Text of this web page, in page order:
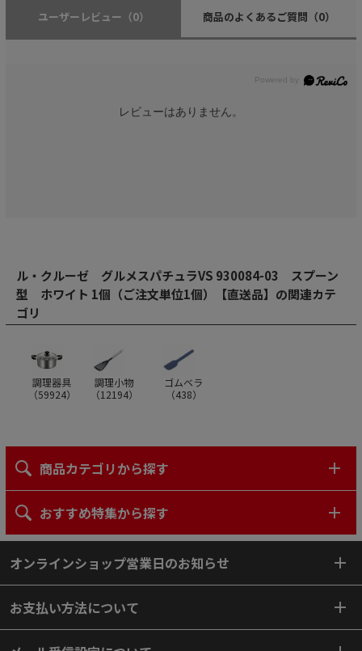
ユーザーレビュー （0） 商品のよくあるご質問 （0）
レビューはありません。
ル・クルーゼ グルメスパチュラVS 930084-03 スプーン
型 ホワイト 1個（ご注文単位1個）【直送品】の関連カテ
ゴリ
調理器具
（59924）
調理小物
（12194）
ゴムベラ
（438）
商品カテゴリから探す
おすすめ特集から探す
オンラインショップ営業日のお知らせ
お支払い方法について